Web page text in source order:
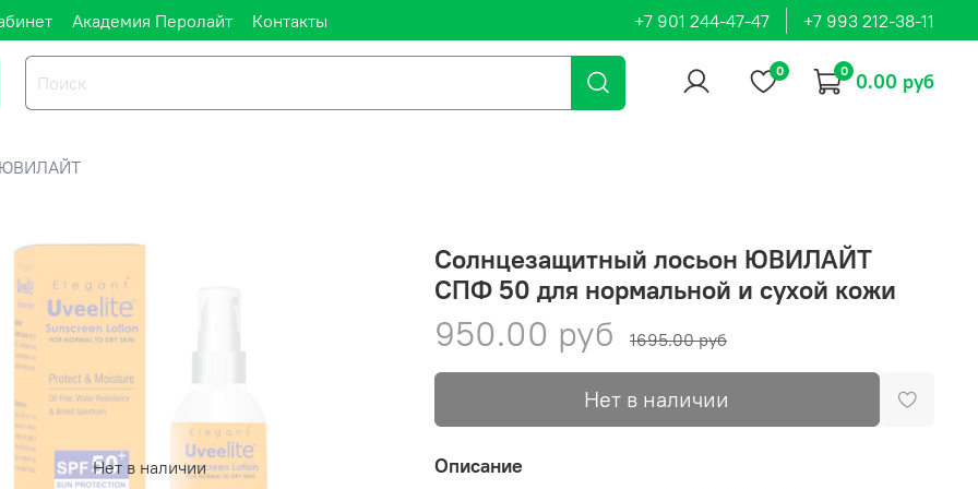
Академия Перолайт Контакты +7 901 244-47-47 +7 993 212-38-11
0 0 0.00 руб
ЮВИЛАЙТ
Нет в наличии
Солнцезащитный лосьон ЮВИЛАЙТ
СПФ 50 для нормальной и сухой кожи
950.00 руб 1695.00 руб
Нет в наличии
Описание